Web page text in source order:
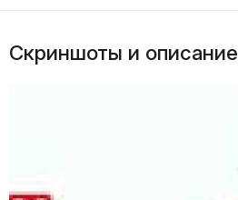
Скриншоты и описание